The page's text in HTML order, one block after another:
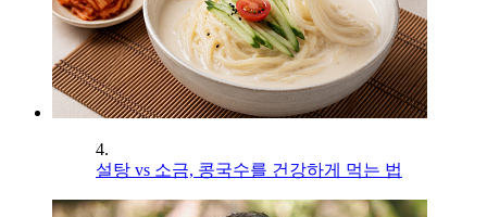
4.
설탕 vs 소금, 콩국수를 건강하게 먹는 법